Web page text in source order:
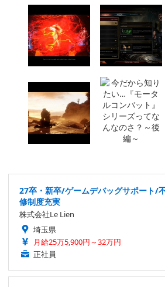
27卒・新卒/ゲームデバッグサポート/
修制度充実
株式会社Le Lien
埼玉県
月給25万5,900円～32万円
正社員